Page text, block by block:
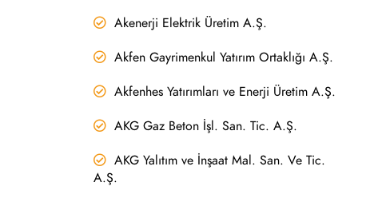
Akenerji Elektrik Üretim A.Ş.
Akfen Gayrimenkul Yatırım Ortaklığı A.Ş.
Akfenhes Yatırımları ve Enerji Üretim A.Ş.
AKG Gaz Beton İşl. San. Tic. A.Ş.
AKG Yalıtım ve İnşaat Mal. San. Ve Tic.
A.Ş.